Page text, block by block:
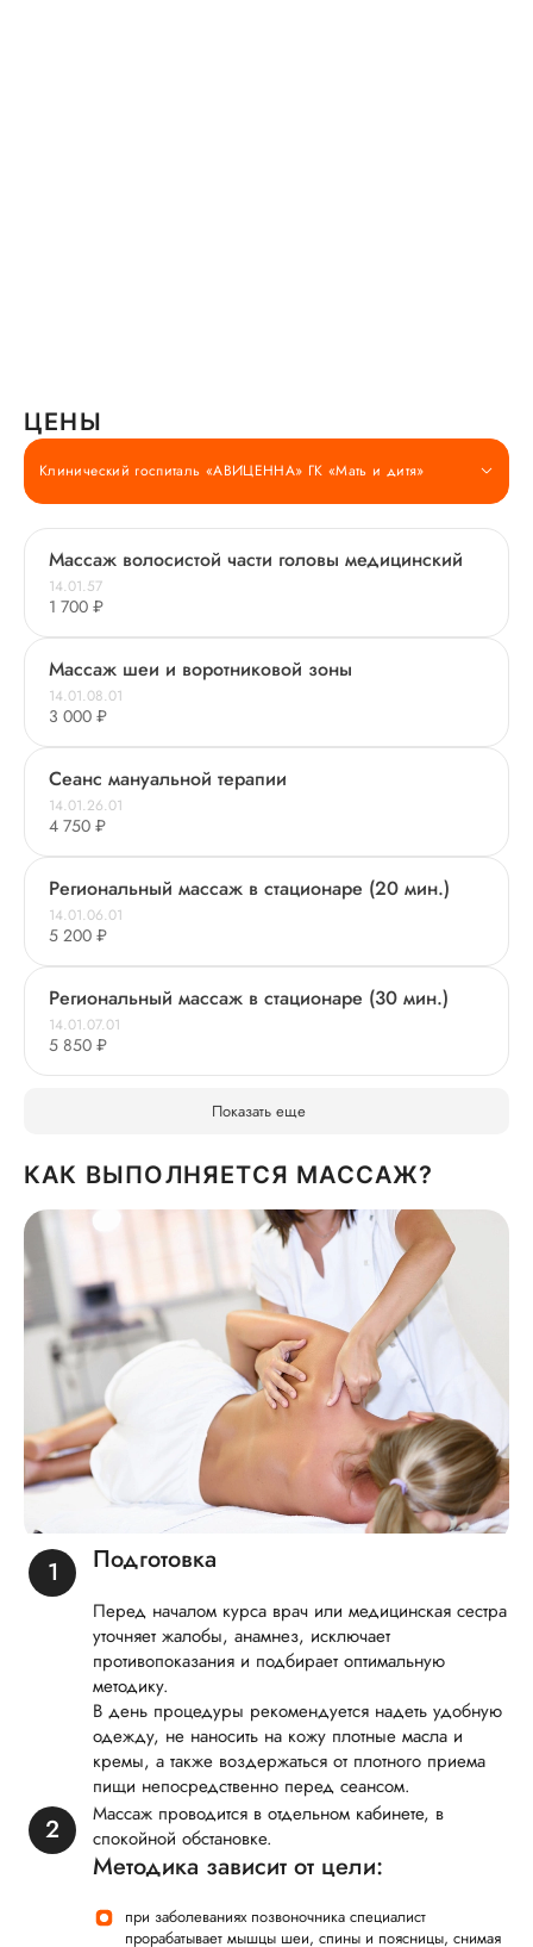
ЦЕНЫ
Клинический госпиталь «АВИЦЕННА» ГК «Мать и дитя»
Массаж волосистой части головы медицинский
14.01.57
1 700 ₽
Массаж шеи и воротниковой зоны
14.01.08.01
3 000 ₽
Сеанс мануальной терапии
14.01.26.01
4 750 ₽
Региональный массаж в стационаре (20 мин.)
14.01.06.01
5 200 ₽
Региональный массаж в стационаре (30 мин.)
14.01.07.01
5 850 ₽
Показать еще
КАК ВЫПОЛНЯЕТСЯ МАССАЖ?
Подготовка
Перед началом курса врач или медицинская сестра
уточняет жалобы, анамнез, исключает
противопоказания и подбирает оптимальную
методику.
В день процедуры рекомендуется надеть удобную
одежду, не наносить на кожу плотные масла и
кремы, а также воздержаться от плотного приема
пищи непосредственно перед сеансом.
Массаж проводится в отдельном кабинете, в
спокойной обстановке.
Методика зависит от цели:
при заболеваниях позвоночника специалист
прорабатывает мышцы шеи, спины и поясницы, снимая